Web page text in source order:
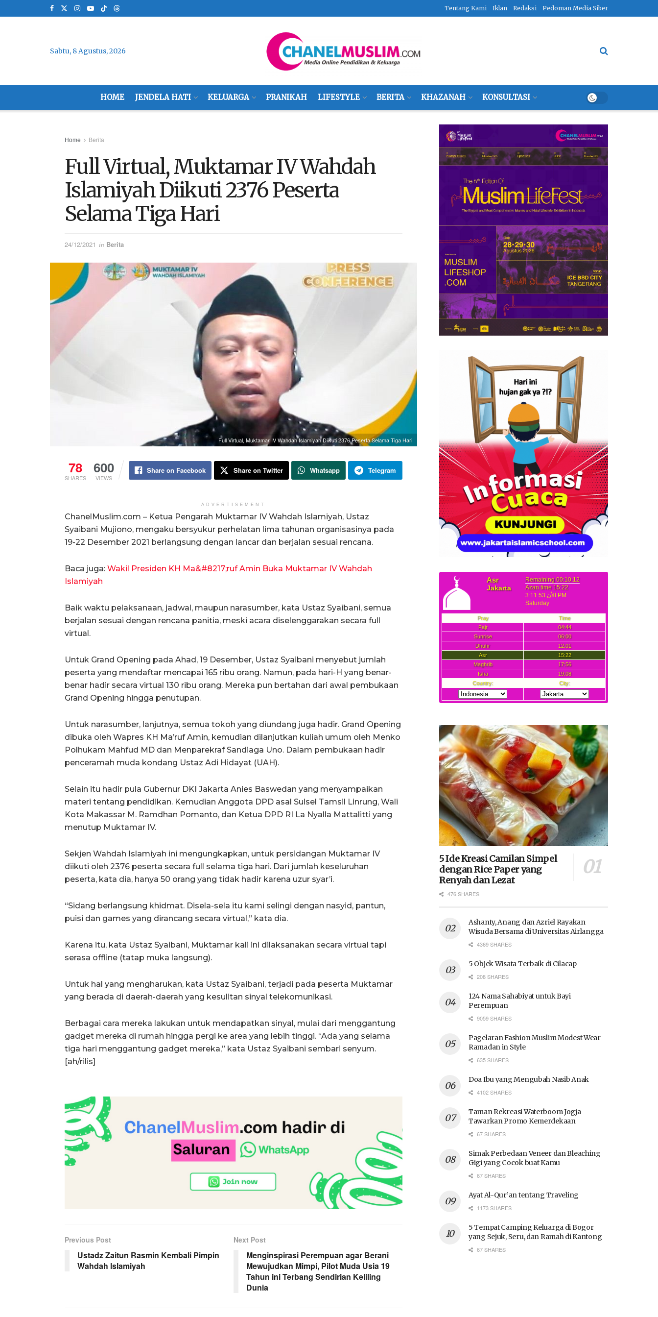
Tentang Kami Iklan Redaksi Pedoman Media Siber
Sabtu, 8 Agustus, 2026
HOME JENDELA HATI KELUARGA PRANIKAH LIFESTYLE BERITA KHAZANAH KONSULTASI
Home Berita
Full Virtual, Muktamar IV Wahdah
Islamiyah Diikuti 2376 Peserta
Selama Tiga Hari
24/12/2021 in Berita
Full Virtual, Muktamar IV Wahdah Islamiyah Diikuti 2376 Peserta Selama Tiga Hari
78
SHARES
600
VIEWS
Share on Facebook Share on Twitter Whatsapp Telegram
ADVERTISEMENT
ChanelMuslim.com – Ketua Pengarah Muktamar IV Wahdah Islamiyah, Ustaz
Syaibani Mujiono, mengaku bersyukur perhelatan lima tahunan organisasinya pada
19-22 Desember 2021 berlangsung dengan lancar dan berjalan sesuai rencana.
Baca juga: Wakil Presiden KH Ma&#8217;ruf Amin Buka Muktamar IV Wahdah
Islamiyah
Baik waktu pelaksanaan, jadwal, maupun narasumber, kata Ustaz Syaibani, semua
berjalan sesuai dengan rencana panitia, meski acara diselenggarakan secara full
virtual.
Untuk Grand Opening pada Ahad, 19 Desember, Ustaz Syaibani menyebut jumlah
peserta yang mendaftar mencapai 165 ribu orang. Namun, pada hari-H yang benar-
benar hadir secara virtual 130 ribu orang. Mereka pun bertahan dari awal pembukaan
Grand Opening hingga penutupan.
Untuk narasumber, lanjutnya, semua tokoh yang diundang juga hadir. Grand Opening
dibuka oleh Wapres KH Ma’ruf Amin, kemudian dilanjutkan kuliah umum oleh Menko
Polhukam Mahfud MD dan Menparekraf Sandiaga Uno. Dalam pembukaan hadir
penceramah muda kondang Ustaz Adi Hidayat (UAH).
Selain itu hadir pula Gubernur DKI Jakarta Anies Baswedan yang menyampaikan
materi tentang pendidikan. Kemudian Anggota DPD asal Sulsel Tamsil Linrung, Wali
Kota Makassar M. Ramdhan Pomanto, dan Ketua DPD RI La Nyalla Mattalitti yang
menutup Muktamar IV.
Sekjen Wahdah Islamiyah ini mengungkapkan, untuk persidangan Muktamar IV
diikuti oleh 2376 peserta secara full selama tiga hari. Dari jumlah keseluruhan
peserta, kata dia, hanya 50 orang yang tidak hadir karena uzur syar’i.
“Sidang berlangsung khidmat. Disela-sela itu kami selingi dengan nasyid, pantun,
puisi dan games yang dirancang secara virtual,” kata dia.
Karena itu, kata Ustaz Syaibani, Muktamar kali ini dilaksanakan secara virtual tapi
serasa offline (tatap muka langsung).
Untuk hal yang mengharukan, kata Ustaz Syaibani, terjadi pada peserta Muktamar
yang berada di daerah-daerah yang kesulitan sinyal telekomunikasi.
Berbagai cara mereka lakukan untuk mendapatkan sinyal, mulai dari menggantung
gadget mereka di rumah hingga pergi ke area yang lebih tinggi. “Ada yang selama
tiga hari menggantung gadget mereka,” kata Ustaz Syaibani sembari senyum.
[ah/rilis]
Previous Post
Ustadz Zaitun Rasmin Kembali Pimpin
Wahdah Islamiyah
Next Post
Menginspirasi Perempuan agar Berani
Mewujudkan Mimpi, Pilot Muda Usia 19
Tahun ini Terbang Sendirian Keliling
Dunia
5 Ide Kreasi Camilan Simpel
dengan Rice Paper yang
Renyah dan Lezat
476 SHARES
Ashanty, Anang dan Azriel Rayakan
Wisuda Bersama di Universitas Airlangga
4369 SHARES
5 Objek Wisata Terbaik di Cilacap
208 SHARES
124 Nama Sahabiyat untuk Bayi
Perempuan
9059 SHARES
Pagelaran Fashion Muslim Modest Wear
Ramadan in Style
635 SHARES
Doa Ibu yang Mengubah Nasib Anak
4102 SHARES
Taman Rekreasi Waterboom Jogja
Tawarkan Promo Kemerdekaan
67 SHARES
Simak Perbedaan Veneer dan Bleaching
Gigi yang Cocok buat Kamu
67 SHARES
Ayat Al-Qur’an tentang Traveling
1173 SHARES
5 Tempat Camping Keluarga di Bogor
yang Sejuk, Seru, dan Ramah di Kantong
67 SHARES